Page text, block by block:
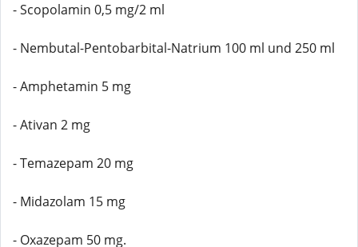
- Scopolamin 0,5 mg/2 ml
- Nembutal-Pentobarbital-Natrium 100 ml und 250 ml
- Amphetamin 5 mg
- Ativan 2 mg
- Temazepam 20 mg
- Midazolam 15 mg
- Oxazepam 50 mg.